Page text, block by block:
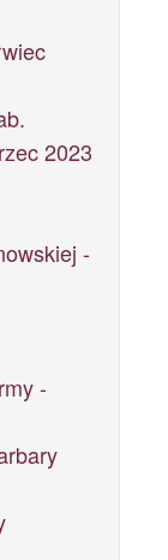
2023
-
-